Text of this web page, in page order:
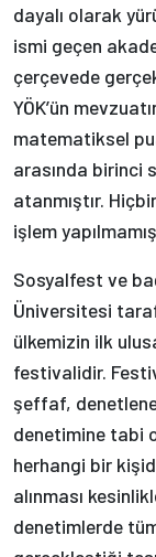
dayalı olarak
ismi geçen
çerçevede
YÖK’ün
matematiksel
arasında birinci
atanmıştır.
işlem
Sosyalfest ve
Üniversitesi
ülkemizin ilk
festivalidir.
şeffaf,
denetimine tabi
herhangi bir
alınması
denetimlerde